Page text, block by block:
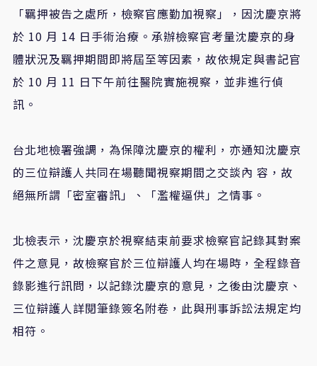
「羈押被告之處所，檢察官應勤加視察」，因沈慶京將
於 10 月 14 日手術治療。承辦檢察官考量沈慶京的身
體狀況及羈押期間即將屆至等因素，故依規定與書記官
於 10 月 11 日下午前往醫院實施視察，並非進行偵
訊。
台北地檢署強調，為保障沈慶京的權利，亦通知沈慶京
的三位辯護人共同在場聽聞視察期間之交談內 容，故
絕無所謂「密室審訊」、「濫權逼供」之情事。
北檢表示，沈慶京於視察結束前要求檢察官記錄其對案
件之意見，故檢察官於三位辯護人均在場時，全程錄音
錄影進行訊問，以記錄沈慶京的意見，之後由沈慶京、
三位辯護人詳閱筆錄簽名附卷，此與刑事訴訟法規定均
相符。